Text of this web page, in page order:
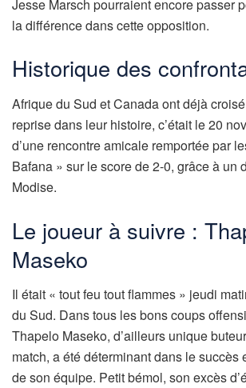
Jesse Marsch pourraient encore passer
la différence dans cette opposition.
Historique des
Afrique du Sud et Canada ont déjà
reprise dans leur histoire, c’était le 20
d’une rencontre amicale remportée par
Bafana » sur le score de 2-0, grâce à un
Modise.
Le joueur à suivre :
Maseko
Il était « tout feu tout flammes » jeudi
du Sud. Dans tous les bons coups
Thapelo Maseko, d’ailleurs unique
match, a été déterminant dans le succès
de son équipe. Petit bémol, son excès